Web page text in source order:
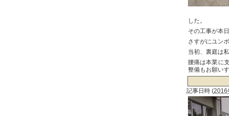
した。
その工事が本
さすがにユン
当初、裏庭は
腰痛は本業に
整備もお願い
記事日時 (2016